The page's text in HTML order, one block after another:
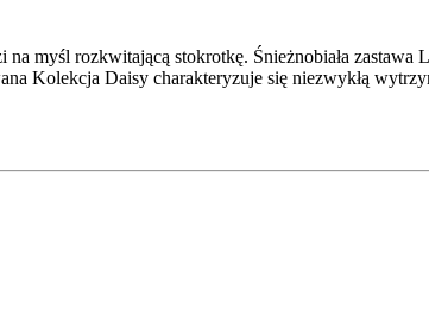
myśl rozkwitającą stokrotkę. Śnieżnobiała zastawa
Kolekcja Daisy charakteryzuje się niezwykłą